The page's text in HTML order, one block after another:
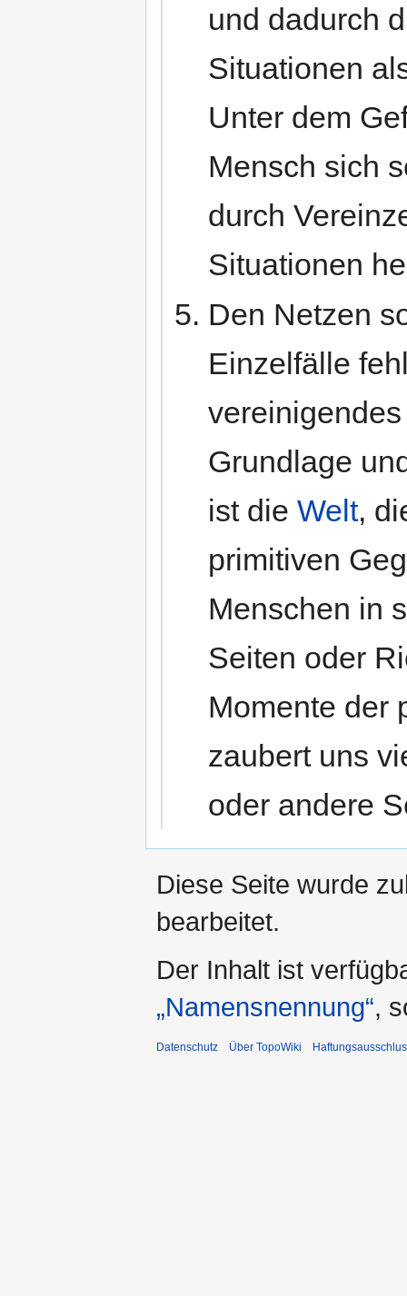
und dadurch
Situationen
Unter dem
Mensch sich
durch
Situationen
Den Netzen
Einzelfälle
Grundlage
ist die Welt,
primitiven
Menschen in
Seiten oder
Momente der
zaubert uns
oder andere
Diese Seite wurde
bearbeitet.
Der Inhalt ist
„Namensnennung“,
Datenschutz Über TopoWiki